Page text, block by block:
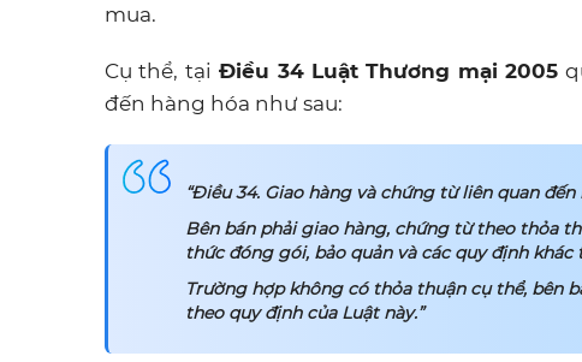
mua.
Cụ thể, tại Điều 34 Luật Thương mại 2005
đến hàng hóa như sau:
“Điều 34. Giao hàng và chứng từ liên quan đến
Bên bán phải giao hàng, chứng từ theo thỏa
thức đóng gói, bảo quản và các quy định
Trường hợp không có thỏa thuận cụ thể, bên
theo quy định của Luật này.”